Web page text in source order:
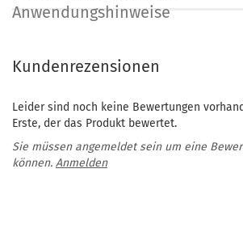
Anwendungshinweise
Kundenrezensionen
Leider sind noch keine Bewertungen
Erste, der das Produkt bewertet.
Sie müssen angemeldet sein um eine
können. Anmelden